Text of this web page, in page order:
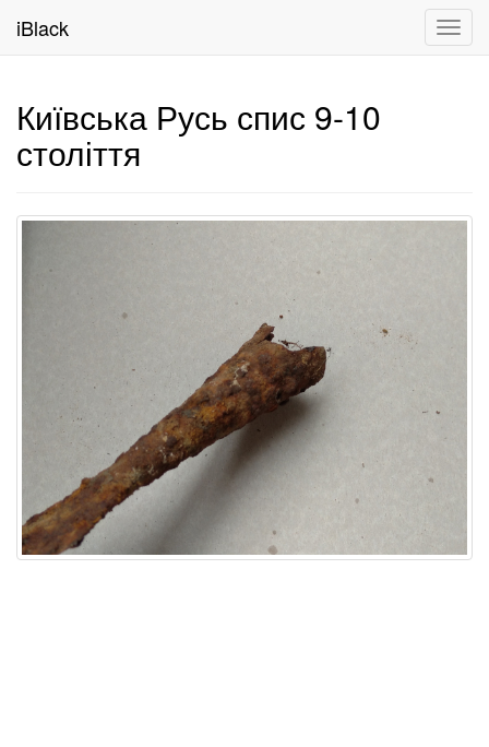
iBlack
Київська Русь спис 9-10
століття